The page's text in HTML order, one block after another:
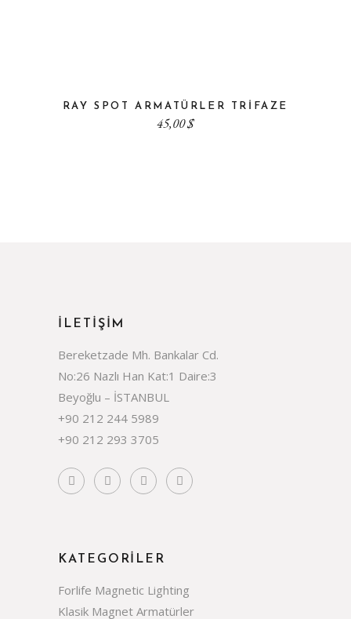
RAY SPOT ARMATÜRLER TRIFAZE
45,00$
İLETIŞIM
Bereketzade Mh. Bankalar Cd.
No:26 Nazlı Han Kat:1 Daire:3
Beyoğlu – İSTANBUL
+90 212 244 5989
+90 212 293 3705
KATEGORILER
Forlife Magnetic Lighting
Klasik Magnet Armatürler